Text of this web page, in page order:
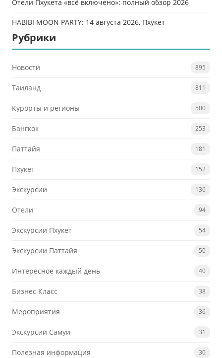
Отели Пхукета «всё включено»: полный обзор 2026
HABIBI MOON PARTY: 14 августа 2026, Пхукет
Рубрики
Новости 895
Таиланд 811
Курорты и регионы 500
Бангкок 253
Паттайя 181
Пхукет 152
Экскурсии 136
Отели 94
Экскурсии Пхукет 54
Экскурсии Паттайя 50
Интересное каждый день 40
Бизнес Класс 38
Мероприятия 36
Экскурсии Самуи 31
Полезная информация 30